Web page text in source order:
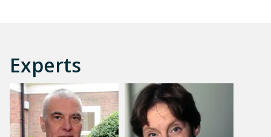
Experts